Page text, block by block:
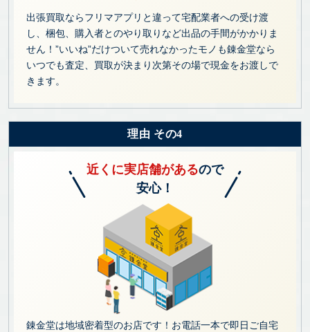
出張買取ならフリマアプリと違って宅配業者への受け渡
し、梱包、購入者とのやり取りなど出品の手間がかかりま
せん！”いいね”だけついて売れなかったモノも錬金堂なら
いつでも査定、買取が決まり次第その場で現金をお渡しで
きます。
理由 その4
近くに実店舗があるので
安心！
錬金堂は地域密着型のお店です！お電話一本で即日ご自宅